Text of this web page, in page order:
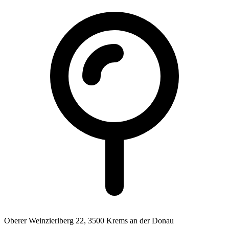
Oberer Weinzierlberg 22, 3500 Krems an der Donau